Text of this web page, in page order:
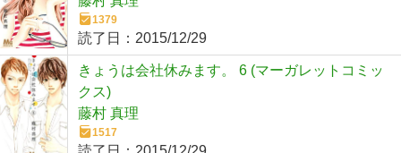
1379
読了日： 2015/12/29
きょうは会社休みます。 6 (マーガレットコミッ
クス)
藤村 真理
1517